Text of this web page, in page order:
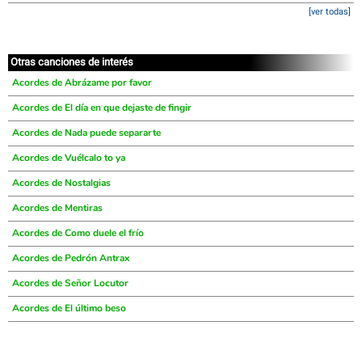
[ver todas]
Otras canciones de interés
Acordes de Abrázame por favor
Acordes de El día en que dejaste de fingir
Acordes de Nada puede separarte
Acordes de Vuélcalo to ya
Acordes de Nostalgias
Acordes de Mentiras
Acordes de Como duele el frío
Acordes de Pedrón Antrax
Acordes de Señor Locutor
Acordes de El último beso